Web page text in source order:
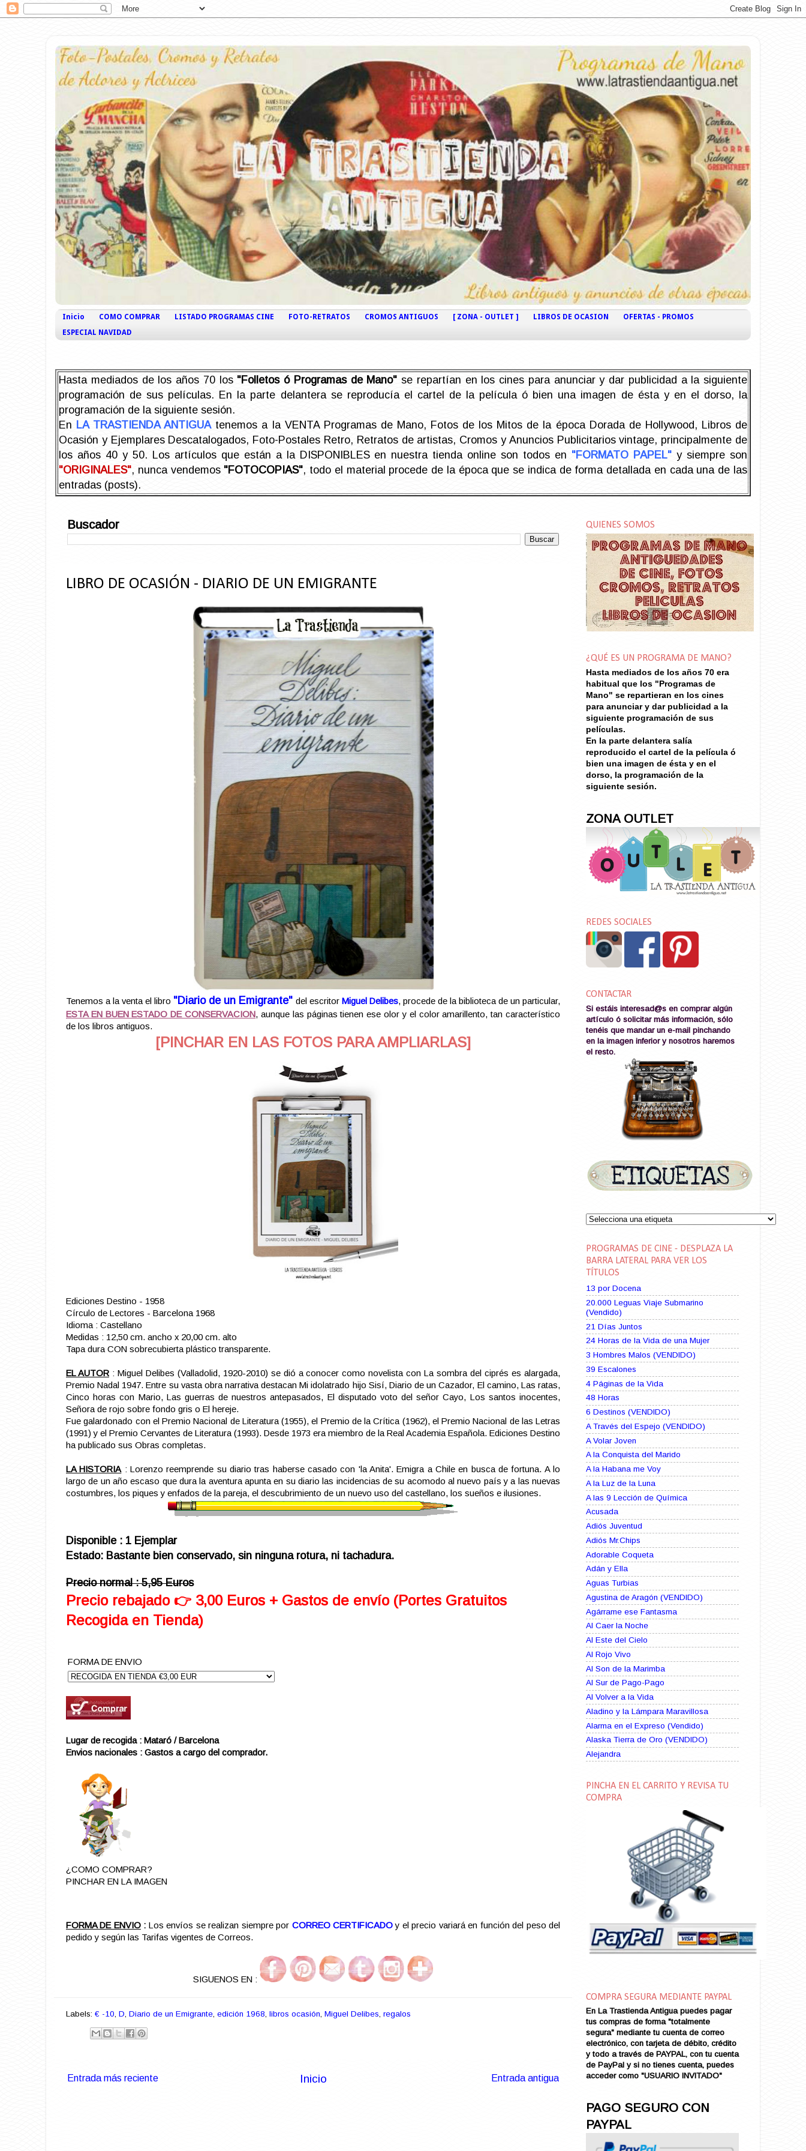
Inicio COMO COMPRAR LISTADO PROGRAMAS CINE FOTO-RETRATOS CROMOS ANTIGUOS [ ZONA - OUTLET ] LIBROS DE OCASION
OFERTAS - PROMOS
ESPECIAL NAVIDAD
Hasta mediados de los años 70 los "Folletos ó Programas de Mano" se repartían en los cines para anunciar y dar publicidad a la siguiente
programación de sus películas. En la parte delantera se reproducía el cartel de la película ó bien una imagen de ésta y en el dorso, la
programación de la siguiente sesión.
En LA TRASTIENDA ANTIGUAtenemos a la VENTA Programas de Mano, Fotos de los Mitos de la época Dorada de Hollywood, Libros de
Ocasión y Ejemplares Descatalogados, Foto-Postales Retro, Retratos de artistas, Cromos y Anuncios Publicitarios vintage, principalmente de
los años 40 y 50. Los artículos que están a la DISPONIBLES en nuestra tienda online son todos en "FORMATO PAPEL" y siempre son
"ORIGINALES", nunca vendemos "FOTOCOPIAS", todo el material procede de la época que se indica de forma detallada en cada una de las
entradas (posts).
Buscador
LIBRO DE OCASIÓN - DIARIO DE UN EMIGRANTE
Tenemos a la venta el libro "Diario de un Emigrante" del escritor Miguel Delibes, procede de la biblioteca de un particular,
ESTA EN BUEN ESTADO DE CONSERVACION, aunque las páginas tienen ese olor y el color amarillento, tan característico
de los libros antiguos.
[PINCHAR EN LAS FOTOS PARA AMPLIARLAS]
Ediciones Destino - 1958
Círculo de Lectores - Barcelona 1968
Idioma : Castellano
Medidas : 12,50 cm. ancho x 20,00 cm. alto
Tapa dura CON sobrecubierta plástico transparente.
EL AUTOR: Miguel Delibes (Valladolid, 1920-2010) se dió a conocer como novelista con La sombra del ciprés es alargada,
Premio Nadal 1947. Entre su vasta obra narrativa destacan Mi idolatrado hijo Sisí, Diario de un Cazador, El camino, Las ratas,
Cinco horas con Mario, Las guerras de nuestros antepasados, El disputado voto del señor Cayo, Los santos inocentes,
Señora de rojo sobre fondo gris o El hereje.
Fue galardonado con el Premio Nacional de Literatura (1955), el Premio de la Crítica (1962), el Premio Nacional de las Letras
(1991) y el Premio Cervantes de Literatura (1993). Desde 1973 era miembro de la Real Academia Española. Ediciones Destino
ha publicado sus Obras completas.
LA HISTORIA : Lorenzo reemprende su diario tras haberse casado con 'la Anita'. Emigra a Chile en busca de fortuna. A lo
largo de un año escaso que dura la aventura apunta en su diario las incidencias de su acomodo al nuevo país y a las nuevas
costumbres, los piques y enfados de la pareja, el descubrimiento de un nuevo uso del castellano, los sueños e ilusiones.
Disponible : 1 Ejemplar
Estado: Bastante bien conservado, sin ninguna rotura, ni tachadura.
Precio normal : 5,95 Euros
Precio rebajado 👉 3,00 Euros + Gastos de envío (Portes Gratuitos
Recogida en Tienda)
FORMA DE ENVIO
Lugar de recogida : Mataró / Barcelona
Envios nacionales : Gastos a cargo del comprador.
¿COMO COMPRAR?
PINCHAR EN LA IMAGEN
FORMA DE ENVIO: Los envíos se realizan siempre por CORREO CERTIFICADOy el precio variará en función del peso del
pedido y según las Tarifas vigentes de Correos.
SIGUENOS EN :
Labels: € -10 D Diario de un Emigrante edición 1968 libros ocasión Miguel Delibes regalos
Entrada más reciente Entrada antigua
Inicio
QUIENES SOMOS
¿QUÉ ES UN PROGRAMA DE MANO?
Hasta mediados de los años 70 era
habitual que los "Programas de
Mano" se repartieran en los cines
para anunciar y dar publicidad a la
siguiente programación de sus
películas.
En la parte delantera salía
reproducido el cartel de la película ó
bien una imagen de ésta y en el
dorso, la programación de la
siguiente sesión.
ZONA OUTLET
REDES SOCIALES
CONTACTAR
Si estáis interesad@s en comprar algún
artículo ó solicitar más información, sólo
tenéis que mandar un e-mail pinchando
en la imagen inferior y nosotros haremos
el resto.
PROGRAMAS DE CINE - DESPLAZA LA
BARRA LATERAL PARA VER LOS
TÍTULOS
13 por Docena
20.000 Leguas Viaje Submarino
(Vendido)
21 Días Juntos
24 Horas de la Vida de una Mujer
3 Hombres Malos (VENDIDO)
39 Escalones
4 Páginas de la Vida
48 Horas
6 Destinos (VENDIDO)
A Través del Espejo (VENDIDO)
A Volar Joven
A la Conquista del Marido
A la Habana me Voy
A la Luz de la Luna
A las 9 Lección de Química
Acusada
Adiós Juventud
Adiós Mr.Chips
Adorable Coqueta
Adán y Ella
Aguas Turbias
Agustina de Aragón (VENDIDO)
Agárrame ese Fantasma
Al Caer la Noche
Al Este del Cielo
Al Rojo Vivo
Al Son de la Marimba
Al Sur de Pago-Pago
Al Volver a la Vida
Aladino y la Lámpara Maravillosa
Alarma en el Expreso (Vendido)
Alaska Tierra de Oro (VENDIDO)
Alejandra
Alma Zíngara
Alma en Suplicio (VENDIDO)
Amame esta Noche (VENDIDO)
Amanda La Paciente Peligrosa
Amarga Victoria
Amor a Medianoche
Amor en Conserva (VENDIDO)
Amor que Mata
Amor sin Refugio
Ana Karenina
Ana de Brooklyn
Ana y El Rey de Siam
Anatomía de un Asesinato
Andrés Harvey Millonario (VENDIDO)
Andrés Harvey Tenorio
Ansia de Amor (VENDIDO)
Aníbal
PINCHA EN EL CARRITO Y REVISA TU
COMPRA
COMPRA SEGURA MEDIANTE PAYPAL
En La Trastienda Antigua puedes pagar
tus compras de forma "totalmente
segura" mediante tu cuenta de correo
electrónico, con tarjeta de débito, crédito
y todo a través de PAYPAL, con tu cuenta
de PayPal y si no tienes cuenta, puedes
acceder como "USUARIO INVITADO"
PAGO SEGURO CON
PAYPAL